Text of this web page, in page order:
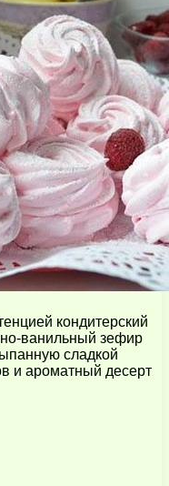
кондитерский
ванильный зефир
сладкой
и ароматный десерт